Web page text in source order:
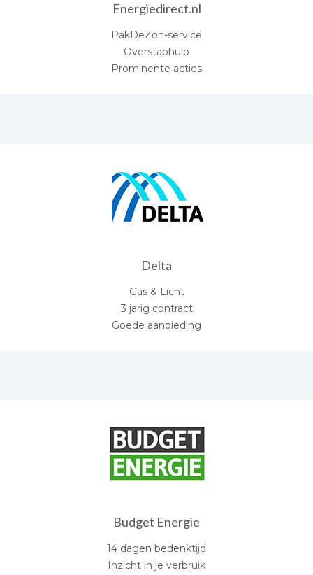
Energiedirect.nl
PakDeZon-service
Overstaphulp
Prominente acties
Delta
Gas & Licht
3 jarig contract
Goede aanbieding
Budget Energie
14 dagen bedenktijd
Inzicht in je verbruik